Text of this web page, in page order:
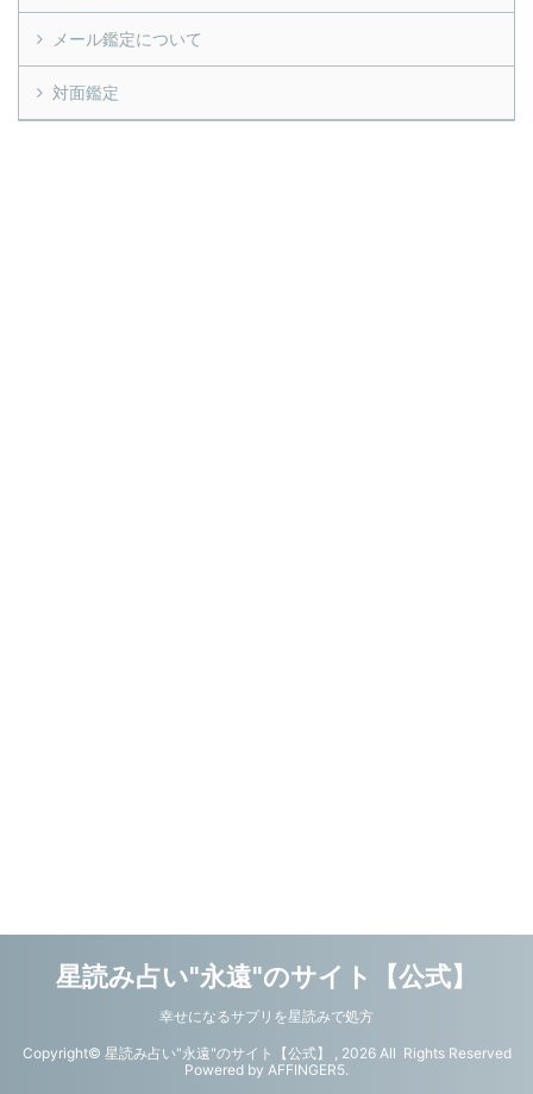
メール鑑定について
対面鑑定
星読み占い"永遠"のサイト【公式】
幸せになるサプリを星読みで処方
Copyright© 星読み占い"永遠"のサイト【公式】 , 2026 All Rights Reserved
Powered by AFFINGER5.